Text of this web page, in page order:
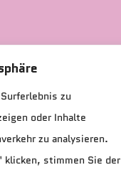
zu
oder Inhalte
zu analysieren.
klicken, stimmen Sie der